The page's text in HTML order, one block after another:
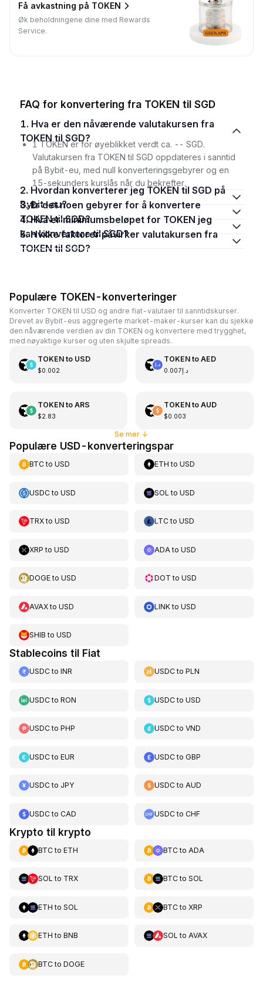
Få avkastning på TOKEN
Øk beholdningene dine med Rewards
Service.
FAQ for konvertering fra TOKEN til SGD
1. Hva er den nåværende valutakursen fra
TOKEN til SGD?
1 TOKEN er for øyeblikket verdt ca. -- SGD.
Valutakursen fra TOKEN til SGD oppdateres i sanntid
på Bybit-eu, med null konverteringsgebyrer og en
15-sekunders kurslås når du bekrefter.
2. Hvordan konverterer jeg TOKEN til SGD på
Bybit-eu?
3. Er det noen gebyrer for å konvertere
TOKEN til SGD?
4. Hva er minimumsbeløpet for TOKEN jeg
kan konvertere til SGD?
5. Hvilke faktorer påvirker valutakursen fra
TOKEN til SGD?
Populære TOKEN-konverteringer
Konverter TOKEN til USD og andre fiat-valutaer til sanntidskurser.
Drevet av Bybit-eus aggregerte market-maker-kurser kan du sjekke
den nåværende verdien av din TOKEN og konvertere med trygghet,
med nøyaktige kurser og uten skjulte spreads.
TOKENto USD
$0.002
TOKENto AED
د.إ0.007
TOKENto ARS
$2.83
TOKENto AUD
$0.003
Se mer ↓
Populære USD-konverteringspar
BTCto USD ETH toUSD
USDCto USD SOL toUSD
TRXto USD LTCtoUSD
XRP to USD ADA toUSD
DOGEto USD DOT toUSD
AVAXto USD LINKtoUSD
SHIB to USD
Stablecoins til Fiat
USDCto INR USDCtoPLN
USDCto RON USDCtoUSD
USDCto PHP USDCtoVND
USDCto EUR USDCtoGBP
USDCto JPY USDCtoAUD
USDCto CAD USDCtoCHF
Krypto til krypto
BTCto ETH BTCto ADA
SOL to TRX BTCto SOL
ETH to SOL BTCto XRP
ETH to BNB SOL to AVAX
BTCto DOGE